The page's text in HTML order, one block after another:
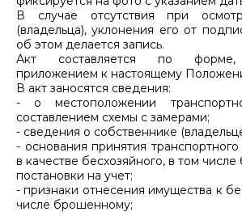
В случае отсутствия при
(владельца), уклонения его от
об этом делается запись.
Акт составляется по форме,
приложением к настоящему
В акт заносятся сведения:
- о местоположении
составлением схемы с замерами;
- сведения о собственнике
- основания принятия
в качестве бесхозяйного, в том
постановки на учет;
- признаки отнесения имущества к
числе брошенному;